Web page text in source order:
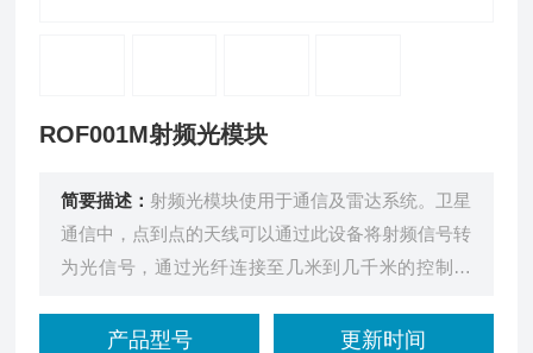
ROF001M射频光模块
简要描述： 射频光模块使用于通信及雷达系统。卫星
通信中，点到点的天线可以通过此设备将射频信号转
为光信号，通过光纤连接至几米到几千米的控制室
传输。雷达系统可以通过此方式将雷达天线和信号室
产品型号 更新时间